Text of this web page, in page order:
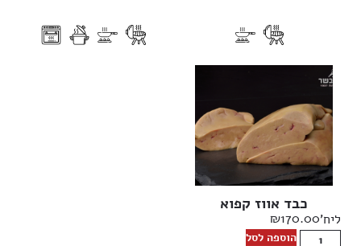
כבד אווז קפוא
ליח' ₪170.00
הוספה לסל